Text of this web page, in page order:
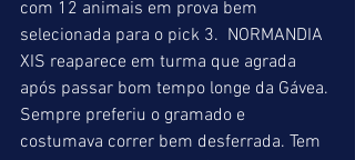
com 12 animais em prova bem
selecionada para o pick 3.  NORMANDIA
XIS reaparece em turma que agrada
após passar bom tempo longe da Gávea.
Sempre preferiu o gramado e
costumava correr bem desferrada. Tem